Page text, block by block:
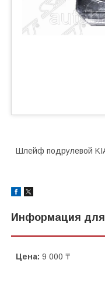
Шлейф подрулевой
Информация для
Цена: 9 000 ₸